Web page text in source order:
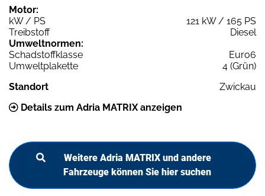
Motor:
kW / PS
121 kW / 165 PS
Treibstoff
Diesel
Umweltnormen:
Schadstoffklasse
Euro6
Umweltplakette
4 (Grün)
Standort
Zwickau
Details zum Adria MATRIX anzeigen
Weitere Adria MATRIX und andere
Fahrzeuge können Sie hier suchen